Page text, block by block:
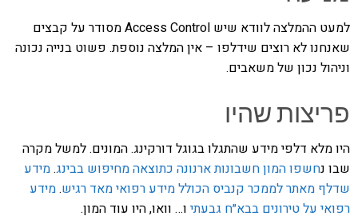
למעט ההמלצה לוודא שיש Access Control מסודר על קבצים
שאנחנו לא רוצים שידלפו – אין המלצה נוספת. פשוט בנייה נכונה
וניהול נכון של משאבים.
פריצות שהיו
היו מלא דלפי מידע שהתגלו בגוגל דורקינג. המונים. למשל מקרה
שבו נחשפו המון חשבונות ארנונה כתוצאה מחיפוש בבינג.מידע
שדלף מאתר לממכר קנביס הכולל מידע רפואי מאד רגיש.מידע
רפואי על טירונים בבא״ח גבעתי ו… וואו, היו עוד המון.